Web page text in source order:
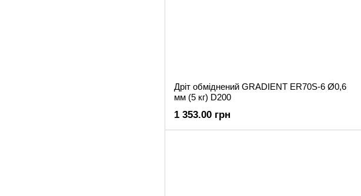
Дріт обміднений GRADIENT ER70S-6 Ø0,6
мм (5 кг) D200
1 353.00 грн